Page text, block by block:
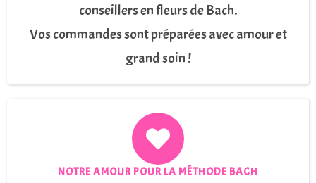
conseillers en fleurs de Bach.
Vos commandes sont préparées avec amour et
grand soin !
NOTRE AMOUR POUR LA MÉTHODE BACH